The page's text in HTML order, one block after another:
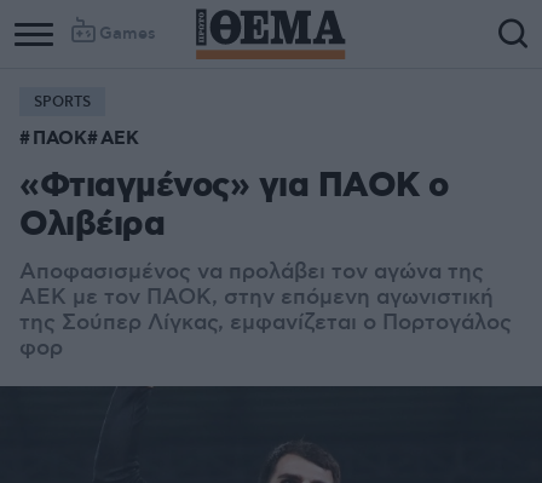
Games
Column
1
SPORTS
ΠΑΟΚ ΑΕΚ
«Φτιαγμένος» για ΠΑΟΚ ο
Ολιβέιρα
Αποφασισμένος να προλάβει τον αγώνα της
ΑΕΚ με τον ΠΑΟΚ, στην επόμενη αγωνιστική
της Σούπερ Λίγκας, εμφανίζεται ο Πορτογάλος
φορ